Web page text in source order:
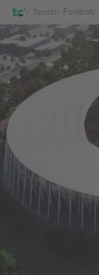
Sports Football